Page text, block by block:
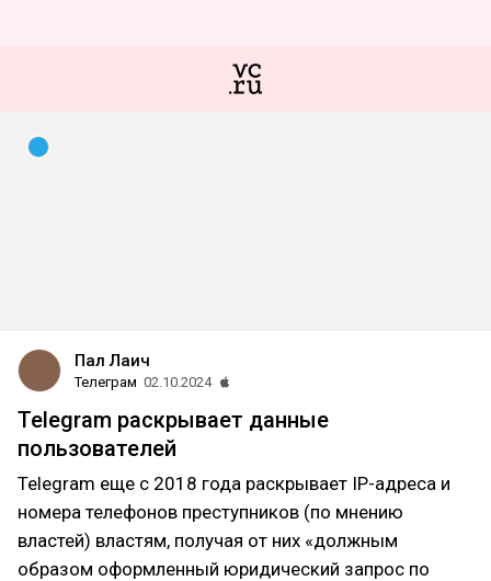
Пал Лаич
Телеграм 02.10.2024
Telegram раскрывает данные
пользователей
Telegram еще с 2018 года раскрывает IP-адреса и
номера телефонов преступников (по мнению
властей) властям, получая от них «должным
образом оформленный юридический запрос по